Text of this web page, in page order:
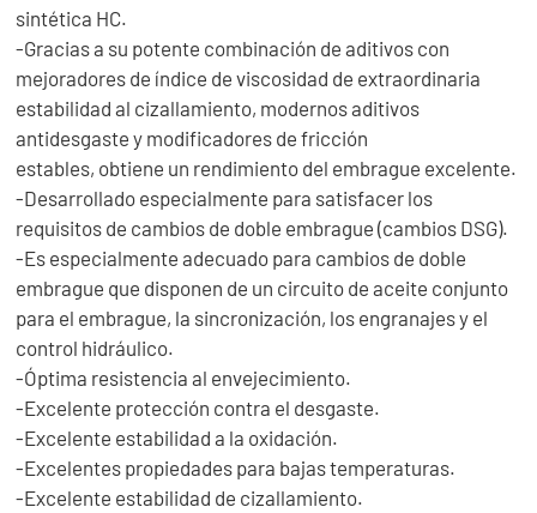
sintética HC.
-Gracias a su potente combinación de aditivos con
mejoradores de índice de viscosidad de extraordinaria
estabilidad al cizallamiento, modernos aditivos
antidesgaste y modificadores de fricción
estables, obtiene un rendimiento del embrague excelente.
-Desarrollado especialmente para satisfacer los
requisitos de cambios de doble embrague (cambios DSG).
-Es especialmente adecuado para cambios de doble
embrague que disponen de un circuito de aceite conjunto
para el embrague, la sincronización, los engranajes y el
control hidráulico.
-Óptima resistencia al envejecimiento.
-Excelente protección contra el desgaste.
-Excelente estabilidad a la oxidación.
-Excelentes propiedades para bajas temperaturas.
-Excelente estabilidad de cizallamiento.